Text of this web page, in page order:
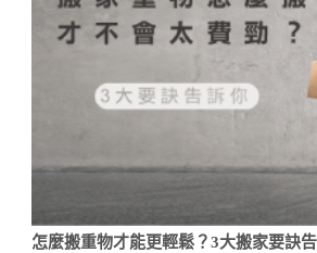
怎麼搬重物才能更輕鬆？3大搬家要訣告